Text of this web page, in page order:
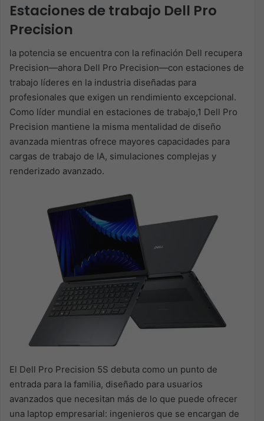
Estaciones de trabajo Dell Pro
Precision
la potencia se encuentra con la refinación Dell recupera
Precision—ahora Dell Pro Precision—con estaciones de
trabajo líderes en la industria diseñadas para
profesionales que exigen un rendimiento excepcional.
Como líder mundial en estaciones de trabajo,1 Dell Pro
Precision mantiene la misma mentalidad de diseño
avanzada mientras ofrece mayores capacidades para
cargas de trabajo de IA, simulaciones complejas y
renderizado avanzado.
El Dell Pro Precision 5S debuta como un punto de
entrada para la familia, diseñado para usuarios
avanzados que necesitan más de lo que puede ofrecer
una laptop empresarial: ingenieros que se encargan de